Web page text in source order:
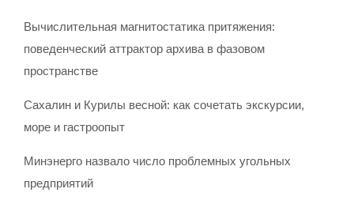
Вычислительная магнитостатика притяжения:
поведенческий аттрактор архива в фазовом
пространстве
Сахалин и Курилы весной: как сочетать экскурсии,
море и гастроопыт
Минэнерго назвало число проблемных угольных
предприятий